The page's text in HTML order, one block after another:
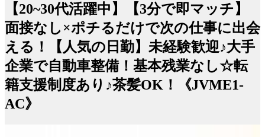
【20~30代活躍中】【3分で即マッチ】
面接なし×ポチるだけで次の仕事に出会
える！【人気の日勤】未経験歓迎♪大手
企業で自動車整備！基本残業なし☆転
籍支援制度あり♪茶髪OK！《JVME1-
AC》